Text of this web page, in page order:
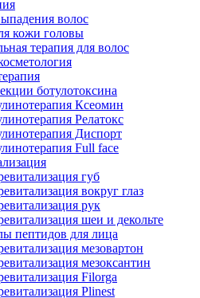
волос
кожи головы
терапия для волос
ботулотоксина
Ксеомин
Релатокс
Диспорт
Full face
губ
вокруг глаз
рук
шеи и декольте
пептидов для лица
мезовартон
мезоксантин
Filorga
Plinest